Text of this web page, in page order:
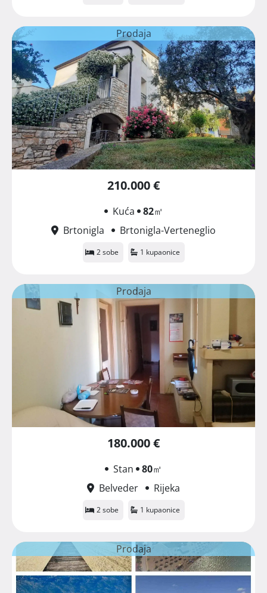
Prodaja
210.000 €
Kuća 82㎡
Brtonigla
Brtonigla-Verteneglio
2 sobe 1 kupaonice
Prodaja
180.000 €
Stan 80㎡
Belveder
Rijeka
2 sobe 1 kupaonice
Prodaja